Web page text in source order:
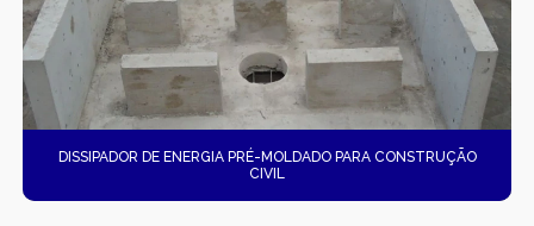
DISSIPADOR DE ENERGIA PRÉ-MOLDADO PARA CONSTRUÇÃO
CIVIL